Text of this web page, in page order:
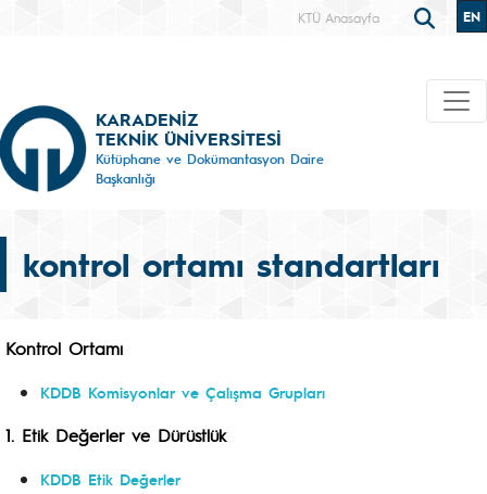
KTÜ Anasayfa EN
KARADENİZ
TEKNİK ÜNİVERSİTESİ
Kütüphane ve Dokümantasyon Daire
Başkanlığı
kontrol ortamı standartları
Kontrol Ortamı
KDDB Komisyonlar ve Çalışma Grupları
1. Etik Değerler ve Dürüstlük
KDDB Etik Değerler